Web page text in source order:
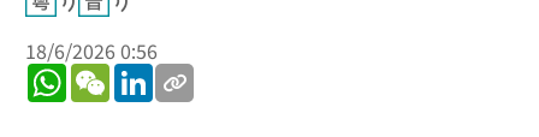
18/6/2026 0:56
WhatsApp
WeChatLinkedIn